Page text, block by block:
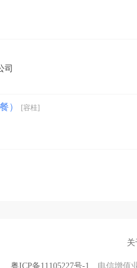
司
） [容桂]
关
粤ICP备11105227号-1 电信增值